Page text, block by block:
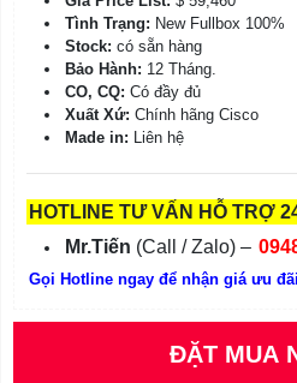
Tình Trạng: New Fullbox 100%
Stock: có sẵn hàng
Bảo Hành: 12 Tháng.
CO, CQ: Có đầy đủ
Xuất Xứ: Chính hãng Cisco
Made in: Liên hệ
HOTLINE TƯ VẤN HỖ TRỢ
Mr.Tiến (Call / Zalo) –
Gọi Hotline ngay để nhận giá ưu
ĐẶT MUA